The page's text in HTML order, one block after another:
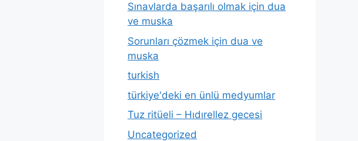
Sınavlarda başarılı olmak için dua
ve muska
Sorunları çözmek için dua ve
muska
turkish
türkiye'deki en ünlü medyumlar
Tuz ritüeli – Hıdırellez gecesi
Uncategorized